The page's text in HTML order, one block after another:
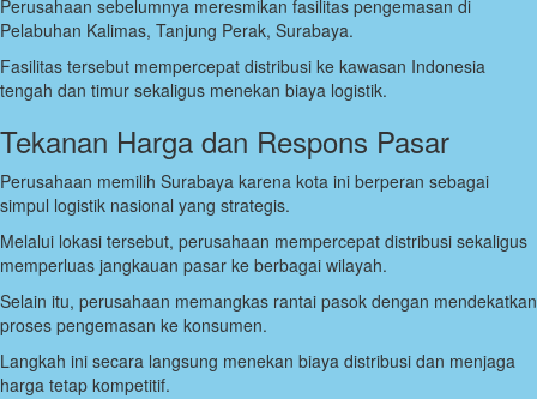
Perusahaan sebelumnya meresmikan fasilitas pengemasan di
Pelabuhan Kalimas, Tanjung Perak, Surabaya.
Fasilitas tersebut mempercepat distribusi ke kawasan Indonesia
tengah dan timur sekaligus menekan biaya logistik.
Tekanan Harga dan Respons Pasar
Perusahaan memilih Surabaya karena kota ini berperan sebagai
simpul logistik nasional yang strategis.
Melalui lokasi tersebut, perusahaan mempercepat distribusi sekaligus
memperluas jangkauan pasar ke berbagai wilayah.
Selain itu, perusahaan memangkas rantai pasok dengan mendekatkan
proses pengemasan ke konsumen.
Langkah ini secara langsung menekan biaya distribusi dan menjaga
harga tetap kompetitif.